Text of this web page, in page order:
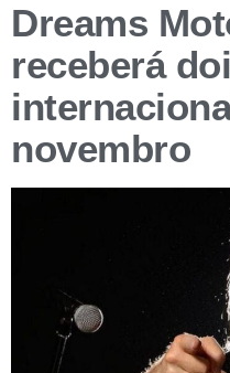
Dreams
receberá
novembro